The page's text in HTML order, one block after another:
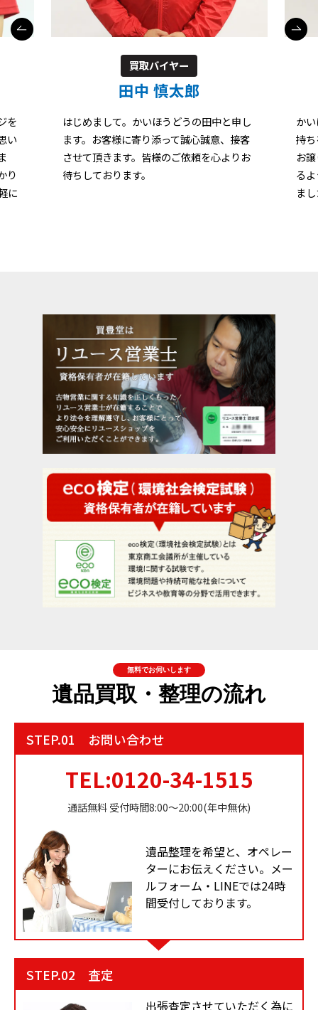
し
客
お
買取バイヤー
河瀬 統道
かいほうどうの河瀬です。リサイクルの気
持ちを大切にし、お客様の大切なお品物を
お譲りいただきますので、ご納得いただけ
るよう査定させていただきます。何かあり
は
イ
成
ま
な
無料でお伺いします
遺品買取・整理の流れ
STEP.01 お問い合わせ
TEL:0120-34-1515
通話無料 受付時間8:00〜20:00(年中無休)
遺品整理を希望と、オペレー
ターにお伝えください。メー
ルフォーム・LINEでは24時
間受付しております。
STEP.02 査定
出張査定させていただく為に